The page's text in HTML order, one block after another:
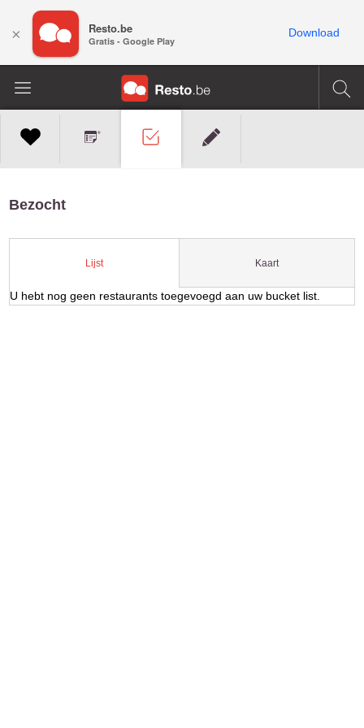
Bezocht
Lijst Kaart
U hebt nog geen restaurants toegevoegd aan uw bucket list.
× Resto.be
Gratis - Google Play
Download